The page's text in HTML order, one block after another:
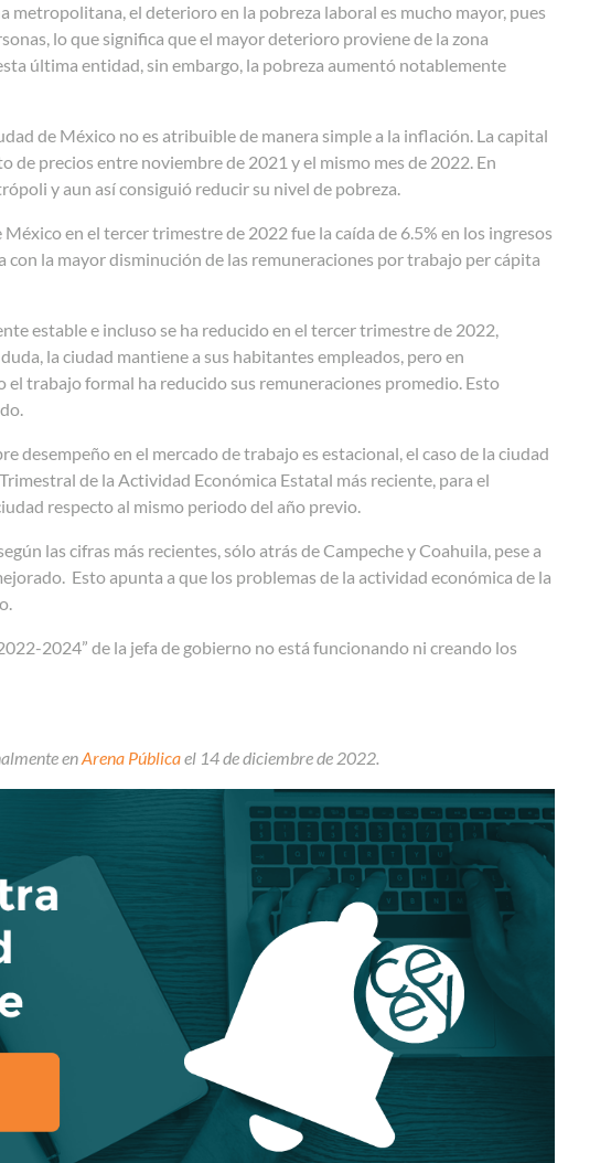
metropolitana, el deterioro en la pobreza laboral es mucho mayor, pues
lo que significa que el mayor deterioro proviene de la zona
última entidad, sin embargo, la pobreza aumentó notablemente
de México no es atribuible de manera simple a la inflación. La capital
precios entre noviembre de 2021 y el mismo mes de 2022. En
y aun así consiguió reducir su nivel de pobreza.
en el tercer trimestre de 2022 fue la caída de 6.5% en los ingresos
la mayor disminución de las remuneraciones por trabajo per cápita
estable e incluso se ha reducido en el tercer trimestre de 2022,
la ciudad mantiene a sus habitantes empleados, pero en
trabajo formal ha reducido sus remuneraciones promedio. Esto
desempeño en el mercado de trabajo es estacional, el caso de la ciudad
de la Actividad Económica Estatal más reciente, para el
respecto al mismo periodo del año previo.
las cifras más recientes, sólo atrás de Campeche y Coahuila, pese a
Esto apunta a que los problemas de la actividad económica de la
2024” de la jefa de gobierno no está funcionando ni creando los
enArena Públicael 14 de diciembre de 2022.